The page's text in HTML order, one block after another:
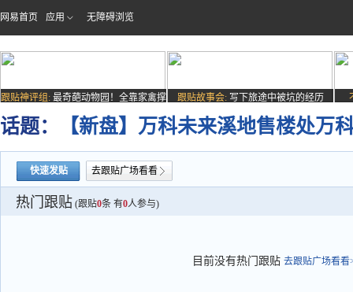
网易首页 应用 无障碍浏览
跟贴神评组: 最奇葩动物园！全靠家禽撑
场子
跟贴故事会: 写下旅途中被坑的经历
话题： 【新盘】万科未来溪地售楼处万
快速发贴 去跟贴广场看看
热门跟贴 (跟贴0条 有0人参与)
目前没有热门跟贴 去跟贴广场看看